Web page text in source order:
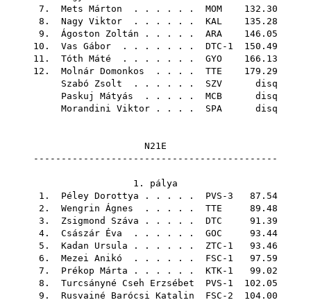
7. Mets Márton . . . . . . MOM 132.30
8. Nagy Viktor . . . . . . KAL 135.28
9. Ágoston Zoltán . . . . . ARA 146.05
10. Vas Gábor . . . . . . . DTC-1 150.49
11. Tóth Máté . . . . . . . GYO 166.13
12. Molnár Domonkos . . . . TTE 179.29
Szabó Zsolt . . . . . . SZV disq
Paskuj Mátyás . . . . . MCB disq
Morandini Viktor . . . . SPA disq
N21E
--------------------------------------------
1. pálya
1. Péley Dorottya . . . . . PVS-3 87.54
2. Wengrin Ágnes . . . . . TTE 89.48
3. Zsigmond Száva . . . . . DTC 91.39
4. Császár Éva . . . . . . GOC 93.44
5. Kadan Ursula . . . . . . ZTC-1 93.46
6. Mezei Anikó . . . . . . FSC-1 97.59
7. Prékop Márta . . . . . . KTK-1 99.02
8. Turcsányné Cseh Erzsébet PVS-1 102.05
9. Rusvainé Barócsi Katalin FSC-2 104.00